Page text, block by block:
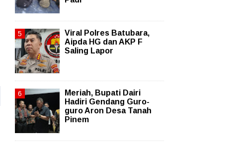
Viral Polres Batubara,
Aipda HG dan AKP F
Saling Lapor
Meriah, Bupati Dairi
Hadiri Gendang Guro-
guro Aron Desa Tanah
Pinem